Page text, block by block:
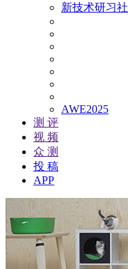
新技术研习社
AWE2025
测 评
视 频
众 测
投 稿
APP